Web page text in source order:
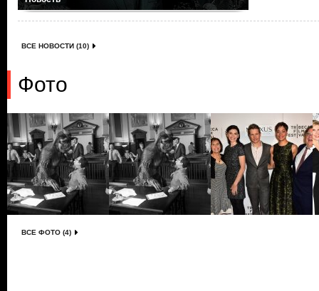
ВСЕ НОВОСТИ (10)
Фото
ВСЕ ФОТО (4)